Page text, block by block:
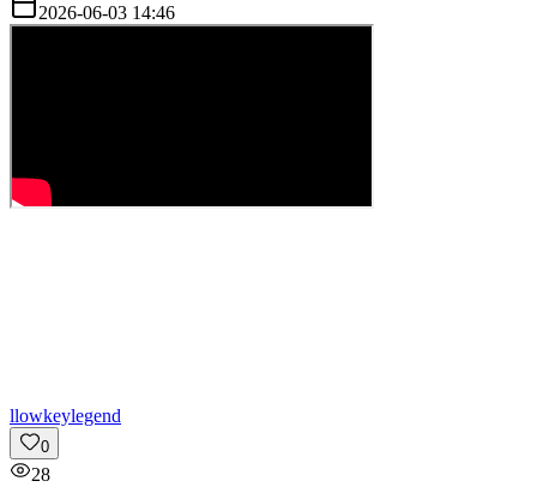
2026-06-03 14:46
llowkeylegend
0
28